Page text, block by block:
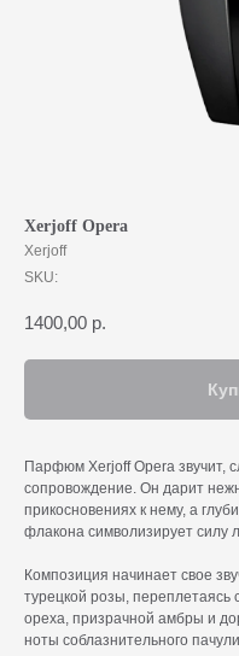
Xerjoff Opera
Xerjoff
SKU:
1400,00 р.
Парфюм Xerjoff Opera звучит,
сопровождение. Он дарит
прикосновениях к нему, а
флакона символизирует силу
Композиция начинает свое
турецкой розы, переплетаясь
ореха, призрачной амбры и
ноты соблазнительного